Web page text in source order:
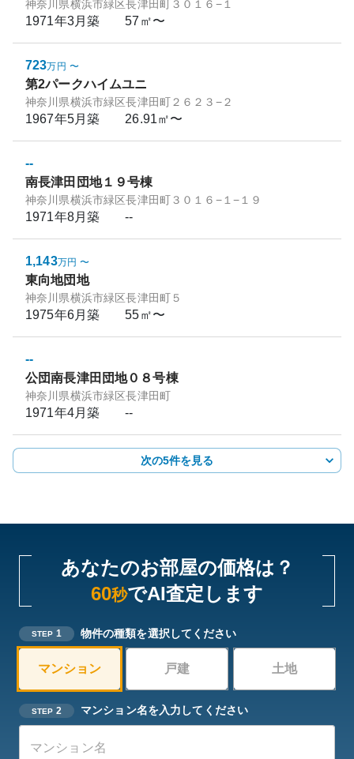
神奈川県横浜市緑区長津田町３０１６−１
1971年3月築 57㎡〜
723万円 〜
第2パークハイムユニ
神奈川県横浜市緑区長津田町２６２３−２
1967年5月築 26.91㎡〜
--
南長津田団地１９号棟
神奈川県横浜市緑区長津田町３０１６−１−１９
1971年8月築 --
1,143万円 〜
東向地団地
神奈川県横浜市緑区長津田町５
1975年6月築 55㎡〜
--
公団南長津田団地０８号棟
神奈川県横浜市緑区長津田町
1971年4月築 --
次の5件を見る
あなたのお部屋の価格は？
60秒でAI査定します
STEP 1 物件の種類を選択してください
マンション 戸建 土地
STEP 2 マンション名を入力してください